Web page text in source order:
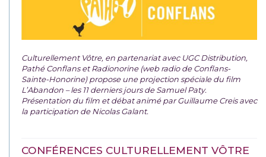
Culturellement Vôtre, en partenariat avec UGC Distribution,
Pathé Conflans et Radionorine (web radio de Conflans-
Sainte-Honorine) propose une projection spéciale du film
L’Abandon – les 11 derniers jours de Samuel Paty.
Présentation du film et débat animé par Guillaume Creis avec
la participation de Nicolas Galant.
CONFÉRENCES CULTURELLEMENT VÔTRE